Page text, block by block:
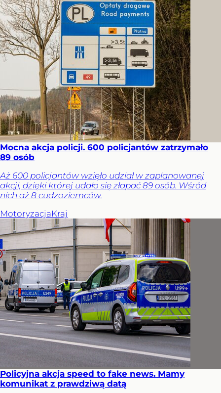
Mocna akcja policji. 600 policjantów zatrzymało
89 osób
Aż 600 policjantów wzięło udział w zaplanowanej
akcji, dzięki której udało się złapać 89 osób. Wśród
nich aż 8 cudzoziemców.
MotoryzacjaKraj
Policyjna akcja speed to fake news. Mamy
komunikat z prawdziwą datą